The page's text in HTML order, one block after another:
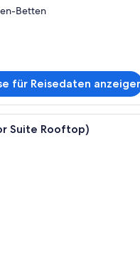
Betten
für Reisedaten
Ein modernes Hotelzimmer
Suite Rooftop)